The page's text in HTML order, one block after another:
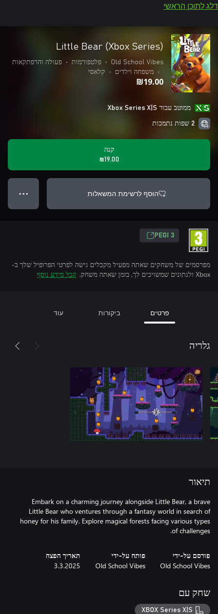
דלג לתוכן הראשי
Little Bear (Xbox Series)
Old School Vibes
• פלטפורמות •
פעולה והרפתקאות
•
משפחה וילדים • קלאסי
‪₪‎19.00‬
ממוטב עבור Xbox Series X|S
2 שפות נתמכות
קנה
‪₪‎19.00‬
הוסף לרשימת המשאלות ● ● ●
PEGI 3
מפרסמים של משחקים שאתה מפעיל מקבלים גישה לפרטי הפרופיל שלך ב-
Xbox ולנתונים שמשויכים לך, בזמן שאתה משחק.
קבל מידע נוסף
פרטים ביקורות עוד
גלריה
תיאור
Embark on a charming journey alongside Little Bear, a brave
Little Bear who ventures through a fantasy world in search of
honey for his family. Explore magical forests facing various types
of challenges.
פורסם על-ידי
Old School Vibes
פותח על-ידי
Old School Vibes
תאריך הפצה
3.3.2025
שחק עם
XBOX Series X|S